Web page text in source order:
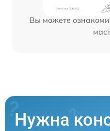
Вы можете
Нужна